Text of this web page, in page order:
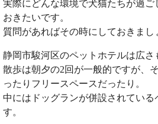
実際にどんな環境で犬猫たちが過ご
おきたいです。
質問があればその時にしておきまし
静岡市駿河区のペットホテルは広さ
散歩は朝夕の2回が一般的ですが、
ったりフリースペースだったり。
中にはドッグランが併設されている
す。